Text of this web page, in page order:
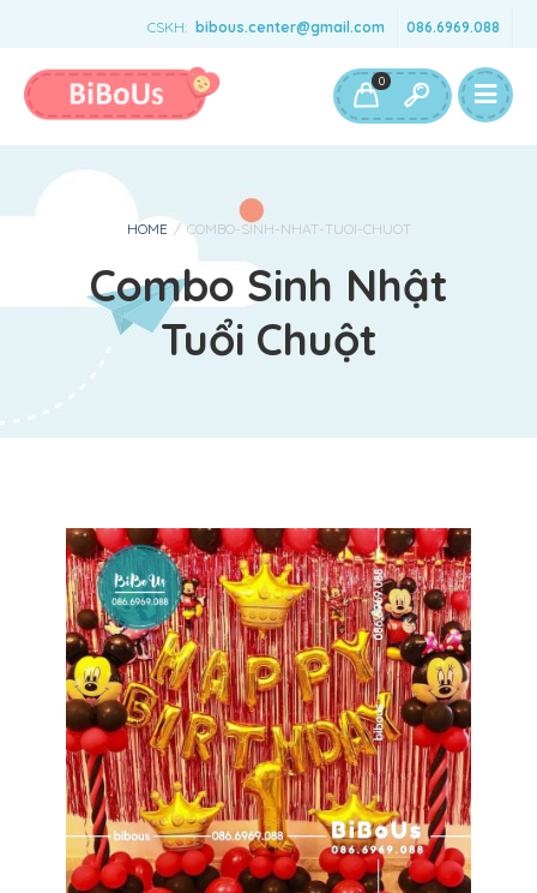
CSKH: bibous.center@gmail.com 086.6969.088
Bé Gái Bé Trai Đồ Chơi & Phụ Kiện 0
HOME / COMBO-SINH-NHAT-TUOI-CHUOT
Combo Sinh Nhật
Tuổi Chuột